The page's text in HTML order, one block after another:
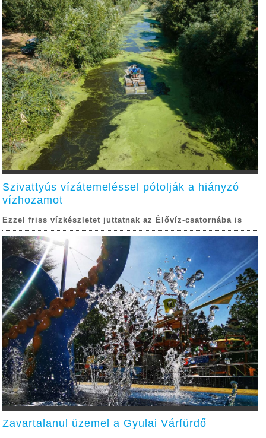
Szivattyús vízátemeléssel pótolják a hiányzó
vízhozamot
Ezzel friss vízkészletet juttatnak az Élővíz-csatornába is
Zavartalanul üzemel a Gyulai Várfürdő